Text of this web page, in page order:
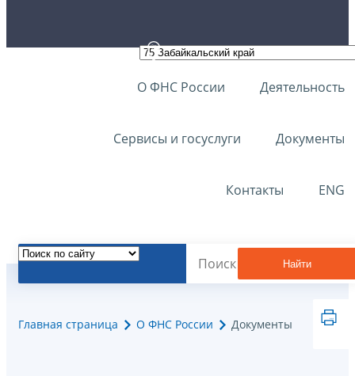
О ФНС России Деятельность
Сервисы и госуслуги Документы
Контакты ENG
Найти
Главная страница О ФНС России Документы